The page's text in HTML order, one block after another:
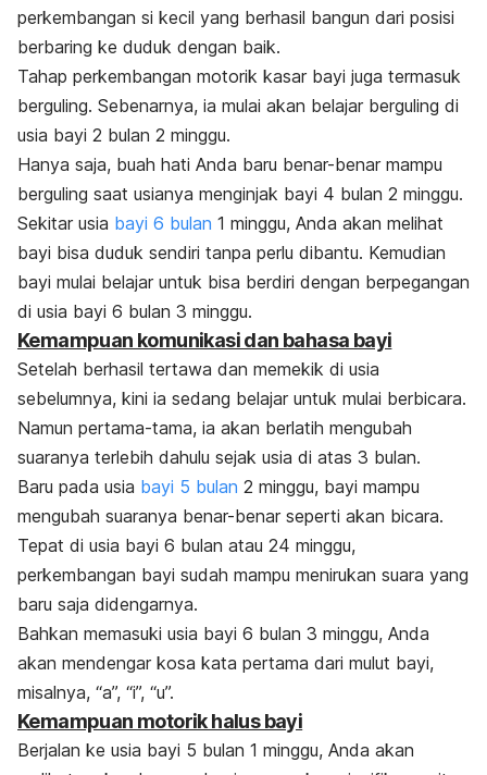
perkembangan si kecil yang berhasil bangun dari posisi
berbaring ke duduk dengan baik.
Tahap perkembangan motorik kasar bayi juga termasuk
berguling. Sebenarnya, ia mulai akan belajar berguling di
usia bayi 2 bulan 2 minggu.
Hanya saja, buah hati Anda baru benar-benar mampu
berguling saat usianya menginjak bayi 4 bulan 2 minggu.
Sekitar usia bayi 6 bulan 1 minggu, Anda akan melihat
bayi bisa duduk sendiri tanpa perlu dibantu. Kemudian
bayi mulai belajar untuk bisa berdiri dengan berpegangan
di usia bayi 6 bulan 3 minggu.
Kemampuan komunikasi dan bahasa bayi
Setelah berhasil tertawa dan memekik di usia
sebelumnya, kini ia sedang belajar untuk mulai berbicara.
Namun pertama-tama, ia akan berlatih mengubah
suaranya terlebih dahulu sejak usia di atas 3 bulan.
Baru pada usia bayi 5 bulan 2 minggu, bayi mampu
mengubah suaranya benar-benar seperti akan bicara.
Tepat di usia bayi 6 bulan atau 24 minggu,
perkembangan bayi sudah mampu menirukan suara yang
baru saja didengarnya.
Bahkan memasuki usia bayi 6 bulan 3 minggu, Anda
akan mendengar kosa kata pertama dari mulut bayi,
misalnya, “a”, “i”, “u”.
Kemampuan motorik halus bayi
Berjalan ke usia bayi 5 bulan 1 minggu, Anda akan